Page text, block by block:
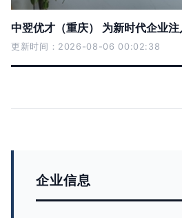
中翌优才（重庆） 为新时代企业
更新时间：2026-08-06 00:02:38
企业信息